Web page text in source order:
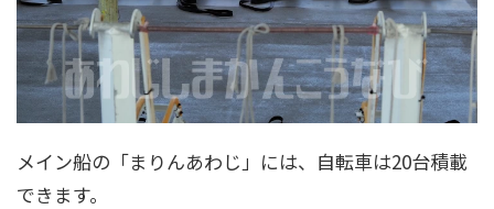
メイン船の「まりんあわじ」には、自転車は20台積載
できます。